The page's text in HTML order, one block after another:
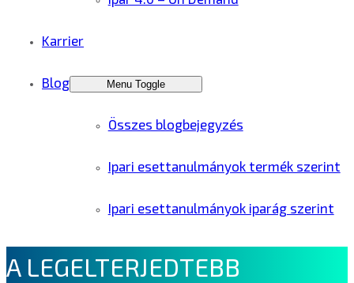
Karrier
Blog Menu Toggle
Összes blogbejegyzés
Ipari esettanulmányok termék szerint
Ipari esettanulmányok iparág szerint
A LEGELTERJEDTEBB